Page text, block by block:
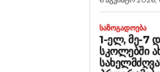
ᲡᲐᲖᲝᲒᲐᲓᲝᲔᲑᲐ
1-ᲔᲚ, ᲛᲔ-7
ᲡᲙᲝᲚᲔᲑᲨᲘ